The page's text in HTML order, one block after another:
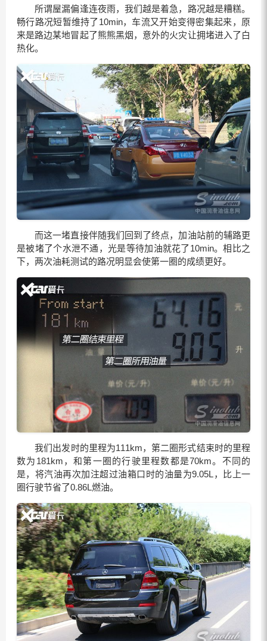
所谓屋漏偏逢连夜雨，我们越是着急，路况越是糟糕。
畅行路况短暂维持了10min，车流又开始变得密集起来，原
来是路边某地冒起了熊熊黑烟，意外的火灾让拥堵进入了白
热化。
而这一堵直接伴随我们回到了终点，加油站前的辅路更
是被堵了个水泄不通，光是等待加油就花了10min。相比之
下，两次油耗测试的路况明显会使第一圈的成绩更好。
我们出发时的里程为111km，第二圈形式结束时的里程
数为181km，和第一圈的行驶里程数都是70km。不同的
是，将汽油再次加注超过油箱口时的油量为9.05L，比上一
圈行驶节省了0.86L燃油。